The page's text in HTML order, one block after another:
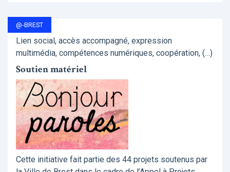
@-BREST
Lien social, accès accompagné, expression
multimédia, compétences numériques, coopération, (…)
Soutien matériel
Cette initiative fait partie des 44 projets soutenus par